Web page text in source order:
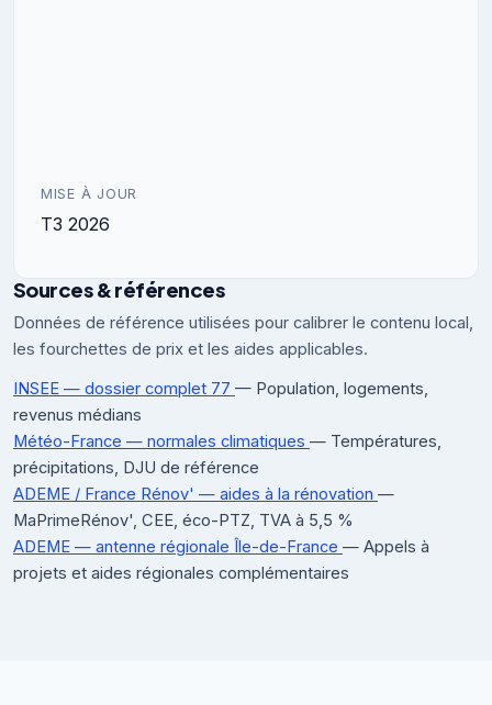
MISE À JOUR
T3 2026
Sources & références
Données de référence utilisées pour calibrer le contenu local,
les fourchettes de prix et les aides applicables.
INSEE — dossier complet 77 — Population, logements,
revenus médians
Météo-France — normales climatiques — Températures,
précipitations, DJU de référence
ADEME / France Rénov' — aides à la rénovation —
MaPrimeRénov', CEE, éco-PTZ, TVA à 5,5 %
ADEME — antenne régionale Île-de-France — Appels à
projets et aides régionales complémentaires